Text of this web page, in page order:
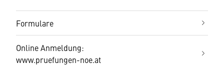
Formulare
Online Anmeldung:
www.pruefungen-noe.at